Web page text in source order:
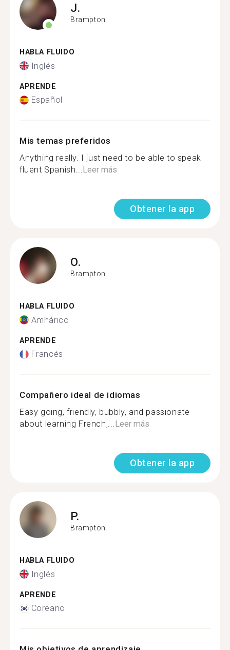
J.
Brampton
HABLA FLUIDO
Inglés
APRENDE
Español
Mis temas preferidos
Anything really. I just need to be able to speak
fluent Spanish...Leer más
Obtener la app
O.
Brampton
HABLA FLUIDO
Amhárico
APRENDE
Francés
Compañero ideal de idiomas
Easy going, friendly, bubbly, and passionate
about learning French,...Leer más
Obtener la app
P.
Brampton
HABLA FLUIDO
Inglés
APRENDE
Coreano